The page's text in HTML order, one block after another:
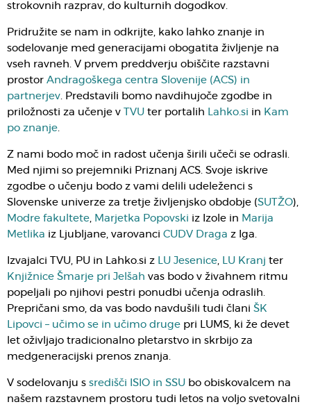
strokovnih razprav, do kulturnih dogodkov.
Pridružite se nam in odkrijte, kako lahko znanje in
sodelovanje med generacijami obogatita življenje na
vseh ravneh. V prvem preddverju obiščite razstavni
prostor Andragoškega centra Slovenije (ACS) in
partnerjev. Predstavili bomo navdihujoče zgodbe in
priložnosti za učenje v
TVU ter portalih Lahko.si in Kam
po znanje.
Z nami bodo moč in radost učenja širili učeči se odrasli.
Med njimi so prejemniki Priznanj ACS. Svoje iskrive
zgodbe o učenju bodo z vami delili udeleženci s
Slovenske univerze za tretje življenjsko obdobje (SUTŽO),
Modre fakultete, Marjetka Popovski iz Izole in Marija
Metlika iz Ljubljane, varovanci CUDV Draga z Iga.
Izvajalci TVU, PU in Lahko.si z LU Jesenice, LU Kranj ter
Knjižnice Šmarje pri Jelšah vas bodo v živahnem ritmu
popeljali po njihovi pestri ponudbi učenja odraslih.
Prepričani smo, da vas bodo navdušili tudi člani ŠK
Lipovci – učimo se in učimo druge pri LUMS, ki že devet
let oživljajo tradicionalno pletarstvo in skrbijo za
medgeneracijski prenos znanja.
V sodelovanju s središči ISIO in SSU bo obiskovalcem na
našem razstavnem prostoru tudi letos na voljo svetovalni